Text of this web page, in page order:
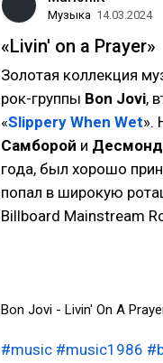
Музыка 14.03.2024
«Livin' on a Prayer»
Золотая коллекция
рок-группы Bon Jovi,
«Slippery When Wet».
Самборой и
года, был хорошо
попал в широкую
Billboard Mainstream
Bon Jovi - Livin' On A
#music #music1986